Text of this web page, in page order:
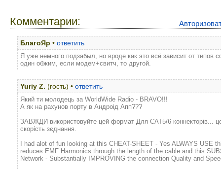
Комментарии:
БлагоЯр • ответить
Я уже немного подзабыл, но вроде как это всё зависит от типов
один обжим, если модем+свитч, то другой.
Yuriy Z. (гость) • ответить
Який ти молодець за WorldWide Radio - BRAVO!!!
А як на рахунов порту в Андроід Апп???
ЗАВЖДИ використовуйте цей формат Для CAT5/6 коннекторів...
скорість зєднання.
I had alot of fun looking at this CHEAT-SHEET - Yes ALWAYS USE
reduces EMF Harmonics through the length of the cable and this
Network - Substantially IMPROVING the connection Quality and